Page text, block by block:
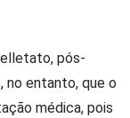
pós-
no entanto, que o
médica, pois